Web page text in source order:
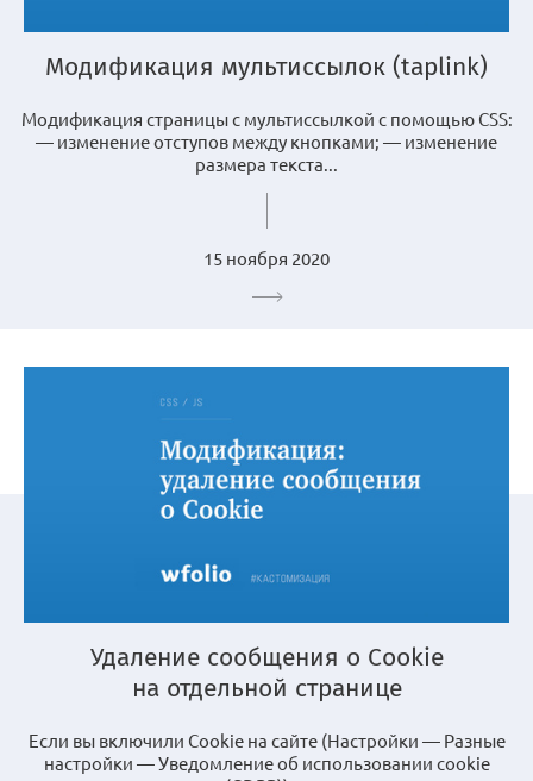
Модификация мультиссылок (taplink)
Модификация страницы с мультиссылкой с помощью CSS:
— изменение отступов между кнопками; — изменение
размера текста...
15 ноября 2020
Удаление сообщения о Cookie
на отдельной странице
Если вы включили Cookie на сайте (Настройки — Разные
настройки — Уведомление об использовании cookie